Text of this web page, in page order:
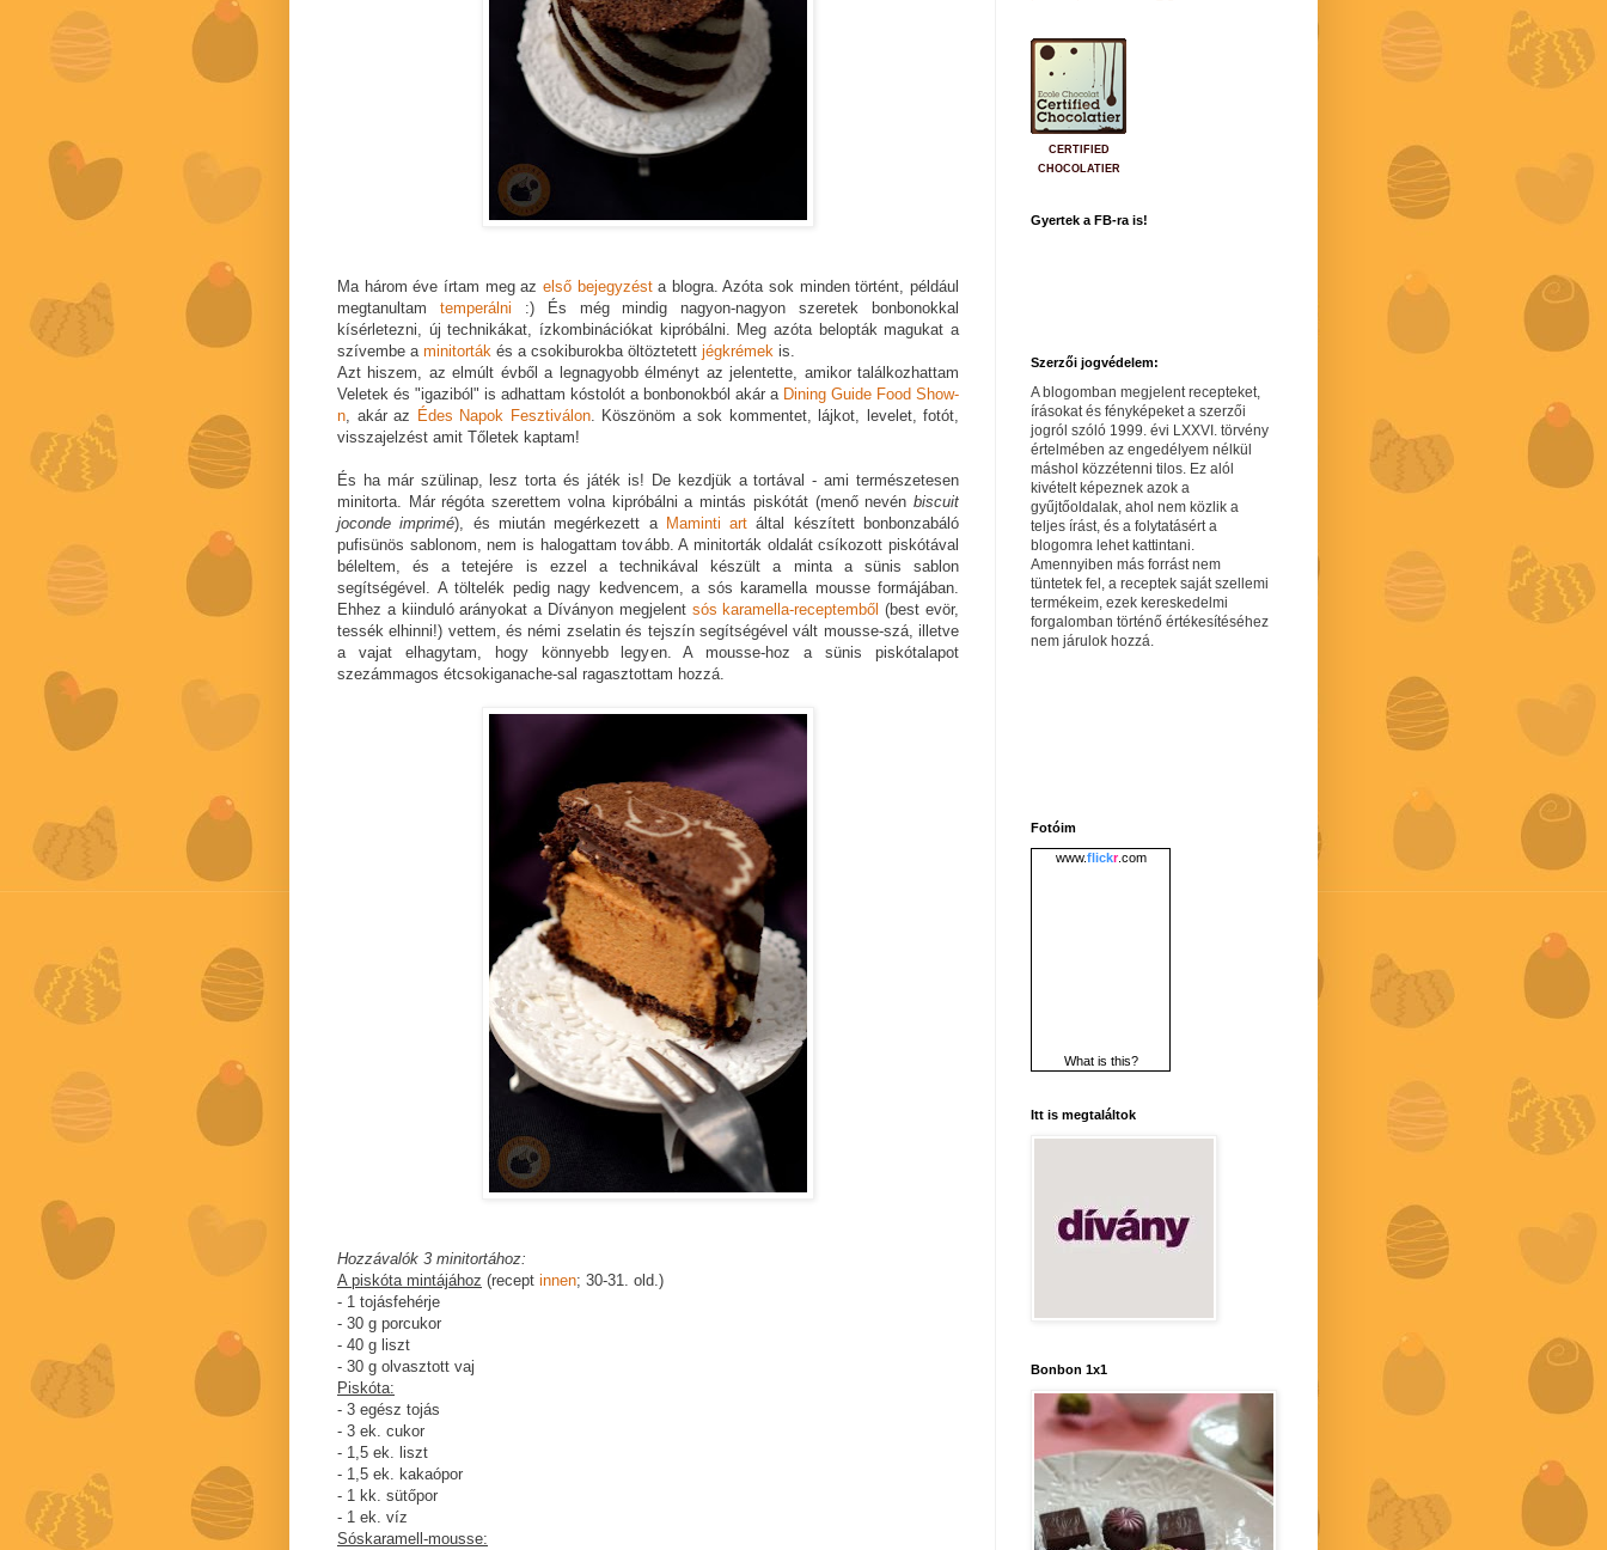
Ma három éve írtam meg az első bejegyzésta blogra. Azóta sok minden történt, például
megtanultam temperálni :) És még mindig nagyon-nagyon szeretek bonbonokkal
kísérletezni, új technikákat, ízkombinációkat kipróbálni. Meg azóta belopták magukat a
szívembe a minitorták és a csokiburokba öltöztetett jégkrémek is.
Azt hiszem, az elmúlt évből a legnagyobb élményt az jelentette, amikor találkozhattam
Veletek és "igaziból" is adhattam kóstolót a bonbonokból akár a Dining Guide Food Show-
n, akár az Édes Napok Fesztiválon. Köszönöm a sok kommentet, lájkot, levelet, fotót,
visszajelzést amit Tőletek kaptam!
És ha már szülinap, lesz torta és játék is! De kezdjük a tortával - ami természetesen
minitorta. Már régóta szerettem volna kipróbálni a mintás piskótát (menő nevén biscuit
joconde imprimé), és miután megérkezett a Maminti art által készített bonbonzabáló
pufisünös sablonom, nem is halogattam tovább. A minitorták oldalát csíkozott piskótával
béleltem, és a tetejére is ezzel a technikával készült a minta a sünis sablon
segítségével. A töltelék pedig nagy kedvencem, a sós karamella mousse formájában.
Ehhez a kiinduló arányokat a Díványon megjelent sós karamella-receptemből (best evör,
tessék elhinni!) vettem, és némi zselatin és tejszín segítségével vált mousse-szá, illetve
a vajat elhagytam, hogy könnyebb legyen. A mousse-hoz a sünis piskótalapot
szezámmagos étcsokiganache-sal ragasztottam hozzá.
Hozzávalók 3 minitortához:
A piskóta mintájához (recept innen; 30-31. old.)
- 1 tojásfehérje
- 30 g porcukor
- 40 g liszt
- 30 g olvasztott vaj
Piskóta:
- 3 egész tojás
- 3 ek. cukor
- 1,5 ek. liszt
- 1,5 ek. kakaópor
- 1 kk. sütőpor
- 1 ek. víz
Sóskaramell-mousse:
CERTIFIED
CHOCOLATIER
Gyertek a FB-ra is!
Szerzői jogvédelem:
A blogomban megjelent recepteket,
írásokat és fényképeket a szerzői
jogról szóló 1999. évi LXXVI. törvény
értelmében az engedélyem nélkül
máshol közzétenni tilos. Ez alól
kivételt képeznek azok a
gyűjtőoldalak, ahol nem közlik a
teljes írást, és a folytatásért a
blogomra lehet kattintani.
Amennyiben más forrást nem
tüntetek fel, a receptek saját szellemi
termékeim, ezek kereskedelmi
forgalomban történő értékesítéséhez
nem járulok hozzá.
Fotóim
www.flickr.com
What is this?
Itt is megtaláltok
Bonbon 1x1